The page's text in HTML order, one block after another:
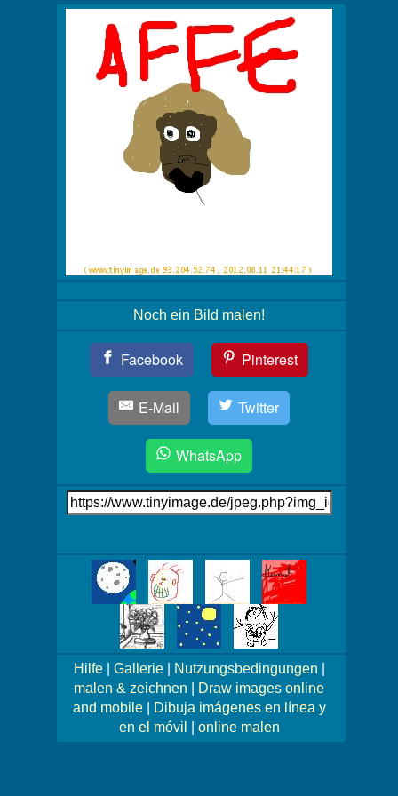
Noch ein Bild malen!
Facebook Pinterest
E-Mail Twitter
WhatsApp
Link
auf's
Bilder!
Hilfe| Gallerie| Nutzungsbedingungen
malen & zeichnen
Draw images online
and mobile|
Dibuja imágenes en línea y
en el móvil
online malen